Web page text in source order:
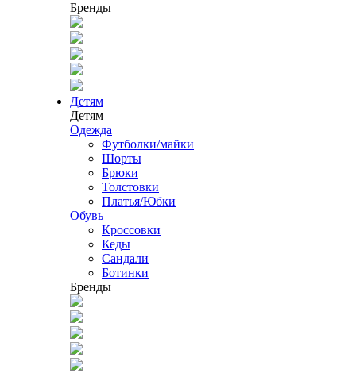
Бренды
Детям
Детям
Одежда
Футболки/майки
Шорты
Брюки
Толстовки
Платья/Юбки
Обувь
Кроссовки
Кеды
Сандали
Ботинки
Бренды